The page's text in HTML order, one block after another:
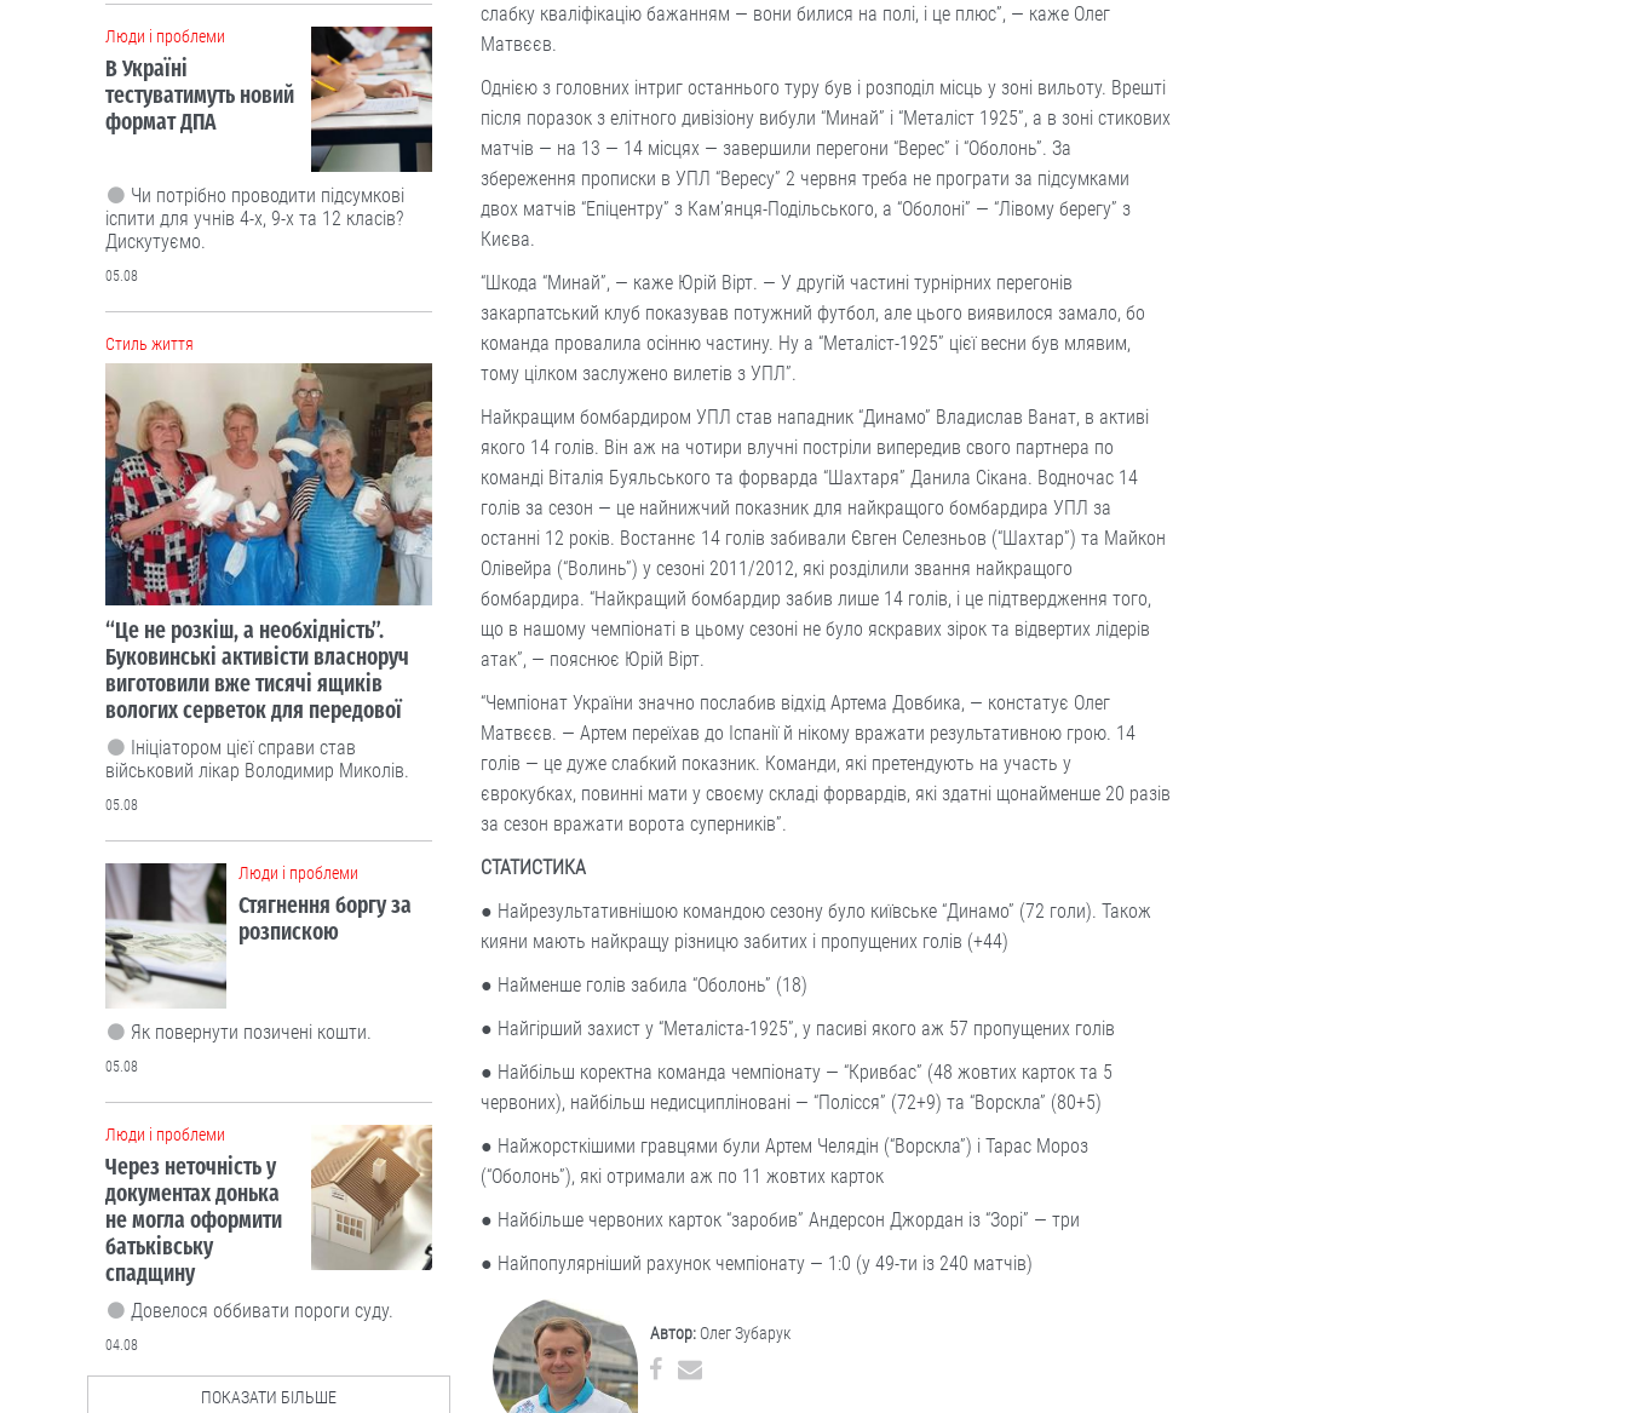
слабку кваліфікацію бажанням — вони билися на полі, і це плюс”, — каже Олег
Матвєєв.
Однією з головних інтриг останнього туру був і розподіл місць у зоні вильоту. Врешті
після поразок з елітного дивізіону вибули “Минай” і “Металіст 1925”, а в зоні стикових
матчів — на 13 — 14 місцях — завершили перегони “Верес” і “Оболонь”. За
збереження прописки в УПЛ “Вересу” 2 червня треба не програти за підсумками
двох матчів “Епіцентру” з Кам’янця-Подільського, а “Оболоні” — “Лівому берегу” з
Києва.
“Шкода “Минай”, — каже Юрій Вірт. — У другій частині турнірних перегонів
закарпатський клуб показував потужний футбол, але цього виявилося замало, бо
команда провалила осінню частину. Ну а “Металіст-1925” цієї весни був млявим,
тому цілком заслужено вилетів з УПЛ”.
Найкращим бомбардиром УПЛ став нападник “Динамо” Владислав Ванат, в активі
якого 14 голів. Він аж на чотири влучні постріли випередив свого партнера по
команді Віталія Буяльського та форварда “Шахтаря” Данила Сікана. Водночас 14
голів за сезон — це найнижчий показник для найкращого бомбардира УПЛ за
останні 12 років. Востаннє 14 голів забивали Євген Селезньов (“Шахтар”) та Майкон
Олівейра (“Волинь”) у сезоні 2011/2012, які розділили звання найкращого
бомбардира. “Найкращий бомбардир забив лише 14 голів, і це підтвердження того,
що в нашому чемпіонаті в цьому сезоні не було яскравих зірок та відвертих лідерів
атак”, — пояснює Юрій Вірт.
“Чемпіонат України значно послабив відхід Артема Довбика, — констатує Олег
Матвєєв. — Артем переїхав до Іспанії й нікому вражати результативною грою. 14
голів — це дуже слабкий показник. Команди, які претендують на участь у
єврокубках, повинні мати у своєму складі форвардів, які здатні щонайменше 20 разів
за сезон вражати ворота суперників”.
СТАТИСТИКА
● Найрезультативнішою командою сезону було київське “Динамо” (72 голи). Також
кияни мають найкращу різницю забитих і пропущених голів (+44)
● Найменше голів забила “Оболонь” (18)
● Найгірший захист у “Металіста-1925”, у пасиві якого аж 57 пропущених голів
● Найбільш коректна команда чемпіонату — “Кривбас” (48 жовтих карток та 5
червоних), найбільш недисципліновані — “Полісся” (72+9) та “Ворскла” (80+5)
● Найжорсткішими гравцями були Артем Челядін (“Ворскла”) і Тарас Мороз
(“Оболонь”), які отримали аж по 11 жовтих карток
● Найбільше червоних карток “заробив” Андерсон Джордан із “Зорі” — три
● Найпопулярніший рахунок чемпіонату — 1:0 (у 49-ти із 240 матчів)
Автор: Олег Зубарук
Люди і проблеми
В Україні
тестуватимуть новий
формат ДПА
Чи потрібно проводити підсумкові
іспити для учнів 4-х, 9-х та 12 класів?
Дискутуємо.
05.08
Cтиль життя
“Це не розкіш, а необхідність”.
Буковинські активісти власноруч
виготовили вже тисячі ящиків
вологих серветок для передової
Ініціатором цієї справи став
військовий лікар Володимир Миколів.
05.08
Люди і проблеми
Стягнення боргу за
розпискою
Як повернути позичені кошти.
05.08
Люди і проблеми
Через неточність у
документах донька
не могла оформити
батьківську
спадщину
Довелося оббивати пороги суду.
04.08
ПОКАЗАТИ БІЛЬШЕ